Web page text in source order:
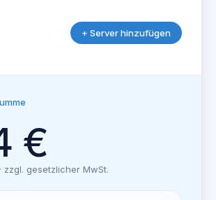
+ Server hinzufügen
€
zzgl. gesetzlicher MwSt.